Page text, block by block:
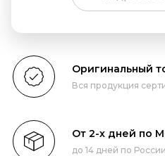
Оригинальный
Вся продукция
От 2-х дней по
до 14 дней по